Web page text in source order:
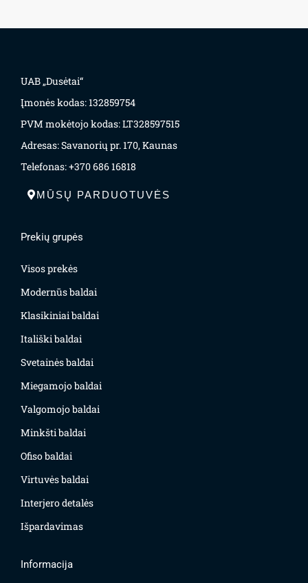
UAB „Dusėtai“
Įmonės kodas: 132859754
PVM mokėtojo kodas: LT328597515
Adresas: Savanorių pr. 170, Kaunas
Telefonas: +370 686 16818
MŪSŲ PARDUOTUVĖS
Prekių grupės
Visos prekės
Modernūs baldai
Klasikiniai baldai
Itališki baldai
Svetainės baldai
Miegamojo baldai
Valgomojo baldai
Minkšti baldai
Ofiso baldai
Virtuvės baldai
Interjero detalės
Išpardavimas
Informacija